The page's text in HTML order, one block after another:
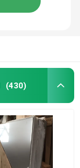
(430)